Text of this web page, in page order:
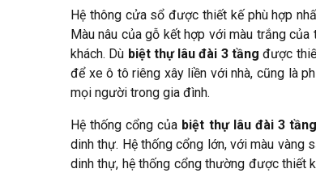
Hệ thông cửa sổ được thiết kế phù hợp
Màu nâu của gỗ kết hợp với màu trắng
khách. Dù biệt thự lâu đài 3 tầng được
để xe ô tô riêng xây liền với nhà, cũng là
mọi người trong gia đình.
Hệ thống cổng của biệt thự lâu đài 3
dinh thự. Hệ thống cổng lớn, với màu
dinh thự, hệ thống cổng thường được thiết